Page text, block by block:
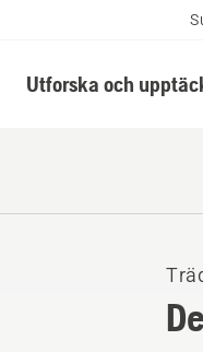
Utforska och